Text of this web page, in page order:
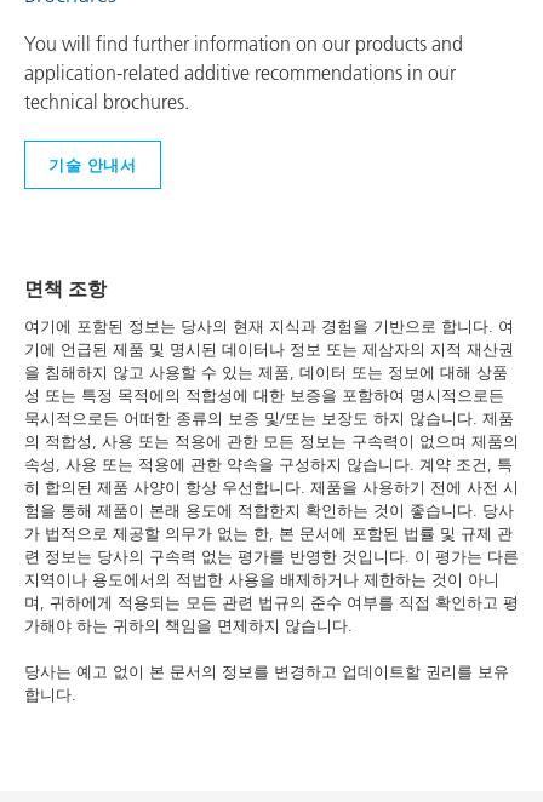
You will find further information on our products and
application-related additive recommendations in our
technical brochures.
기술 안내서
면책 조항
여기에 포함된 정보는 당사의 현재 지식과 경험을 기반으로 합니다. 여
기에 언급된 제품 및 명시된 데이터나 정보 또는 제삼자의 지적 재산권
을 침해하지 않고 사용할 수 있는 제품, 데이터 또는 정보에 대해 상품
성 또는 특정 목적에의 적합성에 대한 보증을 포함하여 명시적으로든
묵시적으로든 어떠한 종류의 보증 및/또는 보장도 하지 않습니다. 제품
의 적합성, 사용 또는 적용에 관한 모든 정보는 구속력이 없으며 제품의
속성, 사용 또는 적용에 관한 약속을 구성하지 않습니다. 계약 조건, 특
히 합의된 제품 사양이 항상 우선합니다. 제품을 사용하기 전에 사전 시
험을 통해 제품이 본래 용도에 적합한지 확인하는 것이 좋습니다. 당사
가 법적으로 제공할 의무가 없는 한, 본 문서에 포함된 법률 및 규제 관
련 정보는 당사의 구속력 없는 평가를 반영한 것입니다. 이 평가는 다른
지역이나 용도에서의 적법한 사용을 배제하거나 제한하는 것이 아니
며, 귀하에게 적용되는 모든 관련 법규의 준수 여부를 직접 확인하고 평
가해야 하는 귀하의 책임을 면제하지 않습니다.
당사는 예고 없이 본 문서의 정보를 변경하고 업데이트할 권리를 보유
합니다.